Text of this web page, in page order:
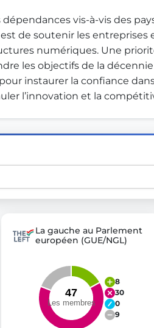
which lets citizens
and Europe.
vis-à-vis des
de soutenir les
numériques. Une
les objectifs de la décennie
instaurer la confiance
l’innovation et la
La gauche au Parlement
européen (GUE/NGL)
8
30
0
9